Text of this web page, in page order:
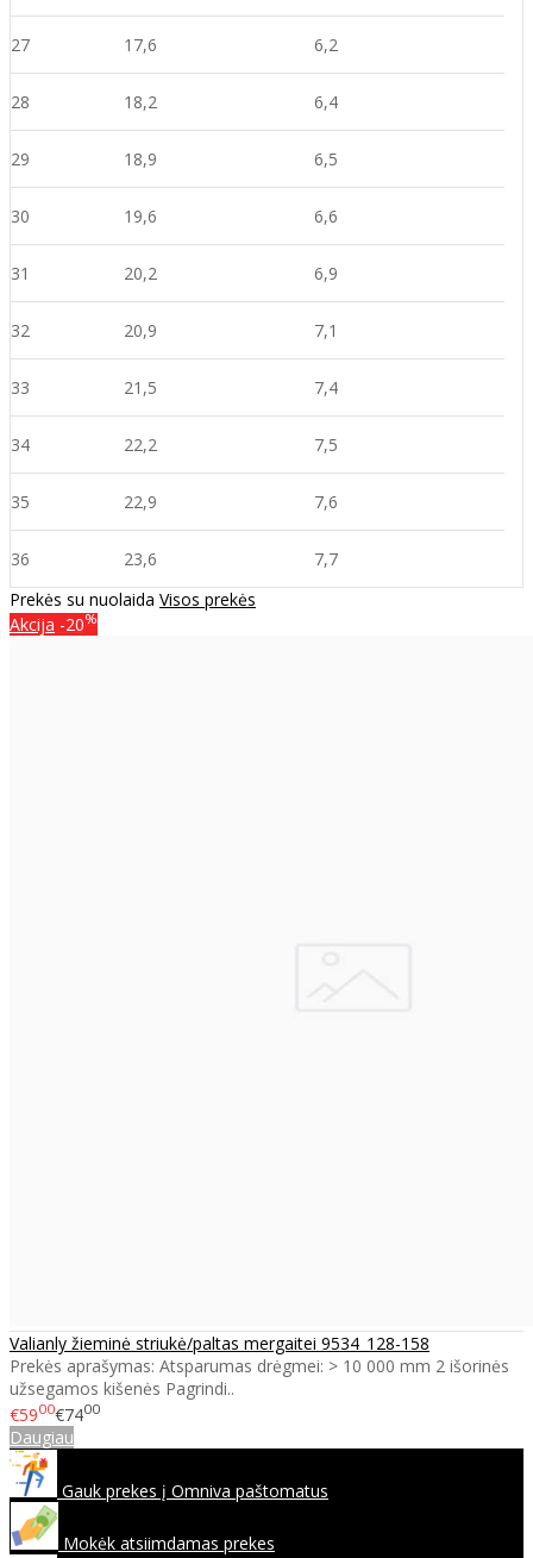
27 17,6 6,2
28 18,2 6,4
29 18,9 6,5
30 19,6 6,6
31 20,2 6,9
32 20,9 7,1
33 21,5 7,4
34 22,2 7,5
35 22,9 7,6
36 23,6
7,7
Prekės su nuolaida Visos prekės
Akcija -20%
Valianly žieminė striukė/paltas mergaitei 9534_128-158
Prekės aprašymas: Atsparumas drėgmei: > 10 000 mm 2 išorinės
užsegamos kišenės Pagrindi..
€5900€7400
Daugiau
Gauk prekes į Omniva paštomatus
Mokėk atsiimdamas prekes